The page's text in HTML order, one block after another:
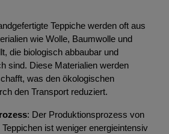
Teppiche werden oft aus
wie Wolle, Baumwolle und
die biologisch abbaubar und
sind. Diese Materialien werden
was den ökologischen
den Transport reduziert.
: Der Produktionsprozess von
Teppichen ist weniger energieintensiv